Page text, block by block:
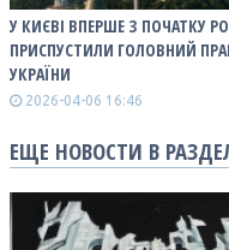
У КИЄВІ ВПЕРШЕ З ПОЧАТКУ
ПРИСПУСТИЛИ ГОЛОВНИЙ
УКРАЇНИ
2026-04-06 16:46
ЕЩЕ НОВОСТИ В